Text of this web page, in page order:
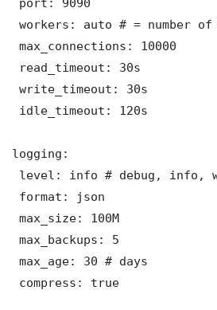
port: 9090
workers: auto # = number of
max_connections: 10000
read_timeout: 30s
write_timeout: 30s
idle_timeout: 120s
logging:
level: info # debug, info,
format: json
max_size: 100M
max_backups: 5
max_age: 30 # days
compress: true